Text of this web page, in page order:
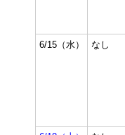
6/15（水） なし